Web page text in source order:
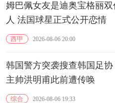
姆巴佩女友是迪奥宝格丽双
人 法国球星正式公开恋情
西甲 2026-08-06 20:00
韩国警方突袭搜查韩国足协
主帅洪明甫此前遭传唤
综合 2026-08-06 19:33